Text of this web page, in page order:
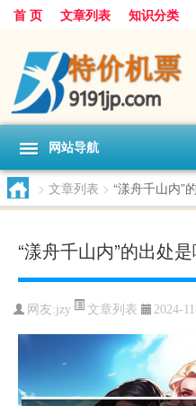
首 页 文章列表 知识分类
网站导航
> 文章列表 > “漾舟千山内”
“漾舟千山内”的出处
网友:jzy 文章列表 2024-